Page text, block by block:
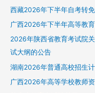
录
取
名
册
西藏2026年下半年自考转
广西2026年下半年高等教
2026年陕西省教育考试院
试大纲的公告
湖南2026年普通高校招生
广西2026年高等学校教师